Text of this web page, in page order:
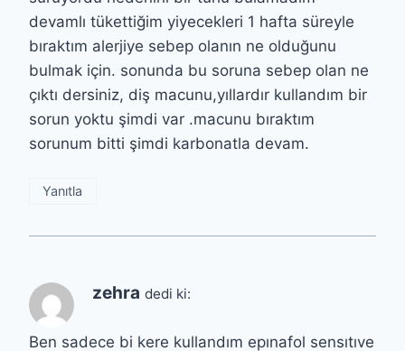
devamlı tükettiğim yiyecekleri 1 hafta süreyle
bıraktım alerjiye sebep olanın ne olduğunu
bulmak için. sonunda bu soruna sebep olan ne
çıktı dersiniz, diş macunu,yıllardır kullandım bir
sorun yoktu şimdi var .macunu bıraktım
sorunum bitti şimdi karbonatla devam.
Yanıtla
zehra dedi ki:
Ben sadece bi kere kullandım epınafol sensıtıve